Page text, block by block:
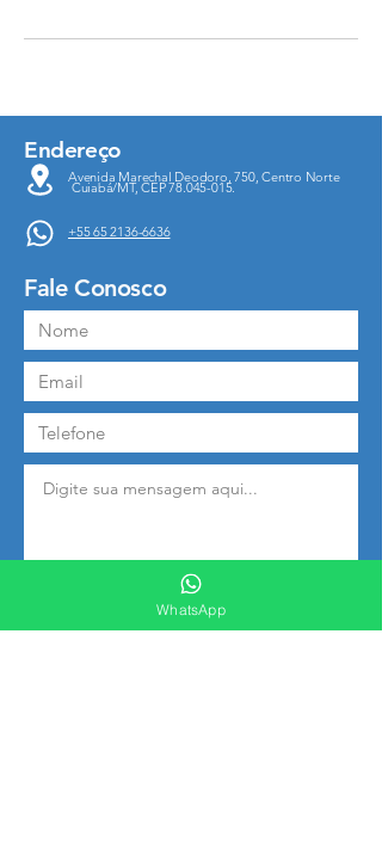
Endereço
Avenida Marechal Deodoro, 750, Centro Norte
Cuiabá/MT, CEP78.045-015.
+55 65 2136-6636
Fale Conosco
Enviar
WhatsApp